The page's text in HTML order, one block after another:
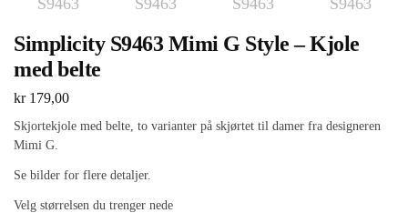
Simplicity S9463 Mimi G Style – Kjole
med belte
kr179,00
Skjortekjole med belte, to varianter på skjørtet til damer fra designeren
Mimi G.
Se bilder for flere detaljer.
Velg størrelsen du trenger nede